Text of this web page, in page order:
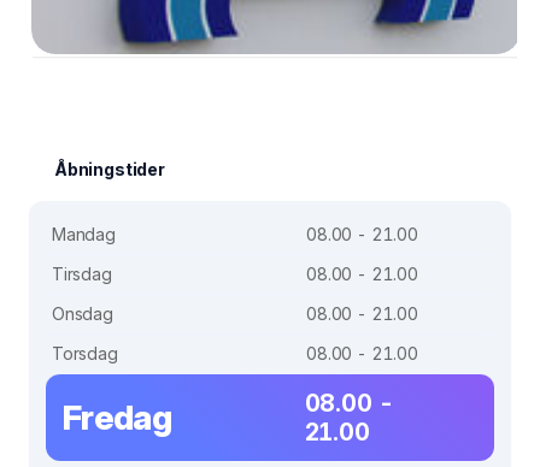
Åbningstider
Mandag
08.00 - 21.00
Tirsdag
08.00 - 21.00
Onsdag
08.00 - 21.00
Torsdag
08.00 - 21.00
Fredag
08.00 -
21.00